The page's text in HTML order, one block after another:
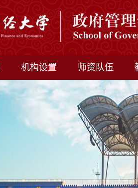
机构设置 师资队伍